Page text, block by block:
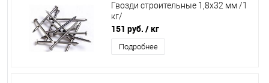
Гвозди строительные 1,8х32 мм /1
кг/
151 руб. / кг
Подробнее